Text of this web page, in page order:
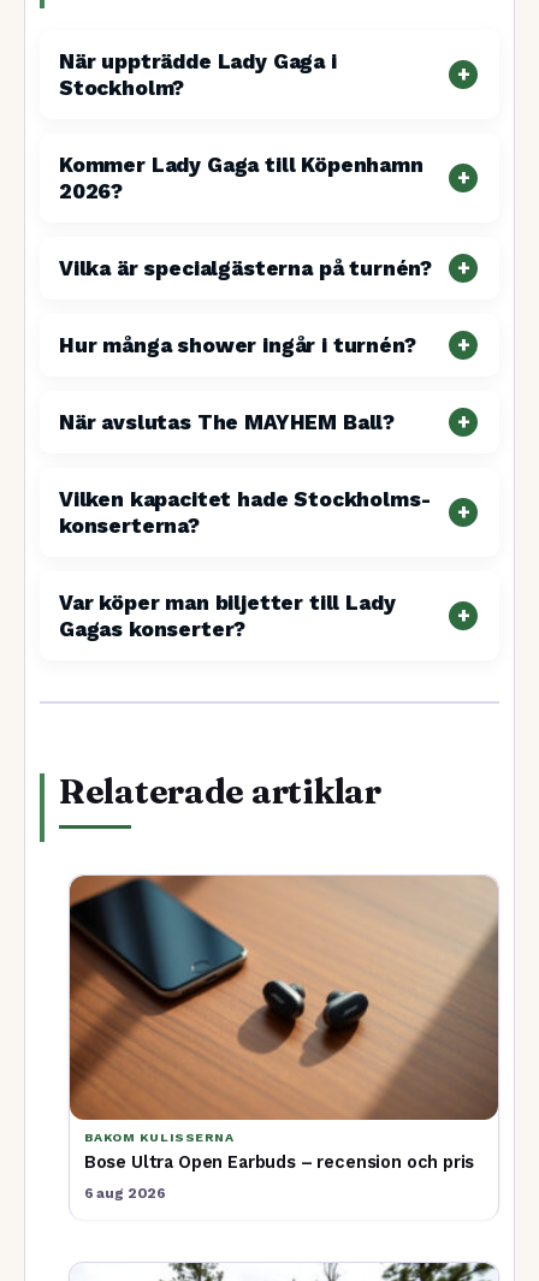
När uppträdde Lady Gaga i
Stockholm?
Kommer Lady Gaga till Köpenhamn
2026?
Vilka är specialgästerna på turnén?
Hur många shower ingår i turnén?
När avslutas The MAYHEM Ball?
Vilken kapacitet hade Stockholms-
konserterna?
Var köper man biljetter till Lady
Gagas konserter?
Relaterade artiklar
BAKOM KULISSERNA
Bose Ultra Open Earbuds – recension och pris
6 aug 2026